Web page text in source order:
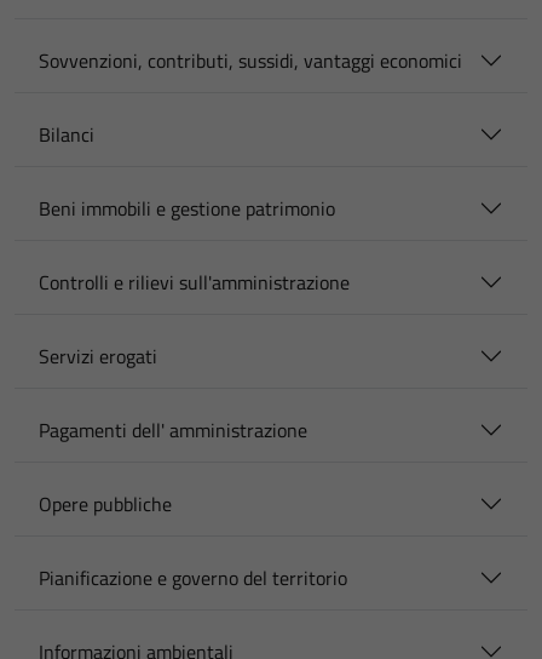
Sovvenzioni, contributi, sussidi, vantaggi economici
Bilanci
Beni immobili e gestione patrimonio
Controlli e rilievi sull'amministrazione
Servizi erogati
Pagamenti dell' amministrazione
Opere pubbliche
Pianificazione e governo del territorio
Informazioni ambientali